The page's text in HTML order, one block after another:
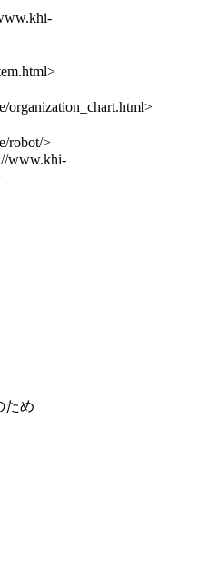
organization_chart.html>
robot/>
www.khi-
ため